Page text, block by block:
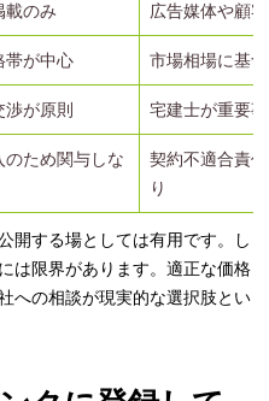
載のみ 広告媒体や顧
帯が中心 市場相場に基
が原則 宅建士が重要
のため関与しな
契約不適合責
り
開する場としては有用です。し
は限界があります。適正な価格
への相談が現実的な選択肢とい